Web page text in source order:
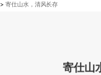
寄仕山水，清风长存
寄仕山